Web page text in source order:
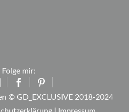
Folge mir:
© GD_EXCLUSIVE 2018-2024